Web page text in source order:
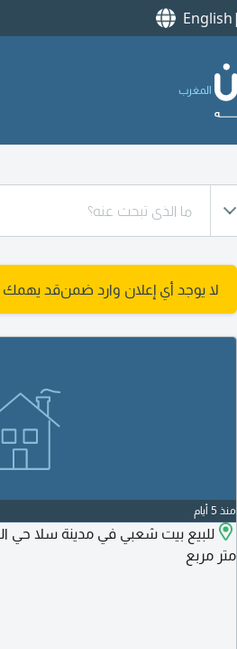
English
المغرب
لا يوجد أي إعلان وارد ضمنقد يهمك
منذ 5 أيام
متر مربع